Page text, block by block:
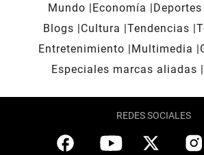
Mundo Economía Deportes
Blogs
Cultura Tendencias
Entretenimiento
Multimedia
Especiales marcas aliadas
REDES SOCIALES